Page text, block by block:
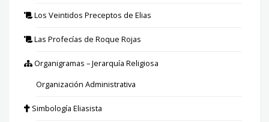
Los Veintidos Preceptos de Elias
Las Profecías de Roque Rojas
Organigramas – Jerarquía Religiosa
Organización Administrativa
Simbología Eliasista